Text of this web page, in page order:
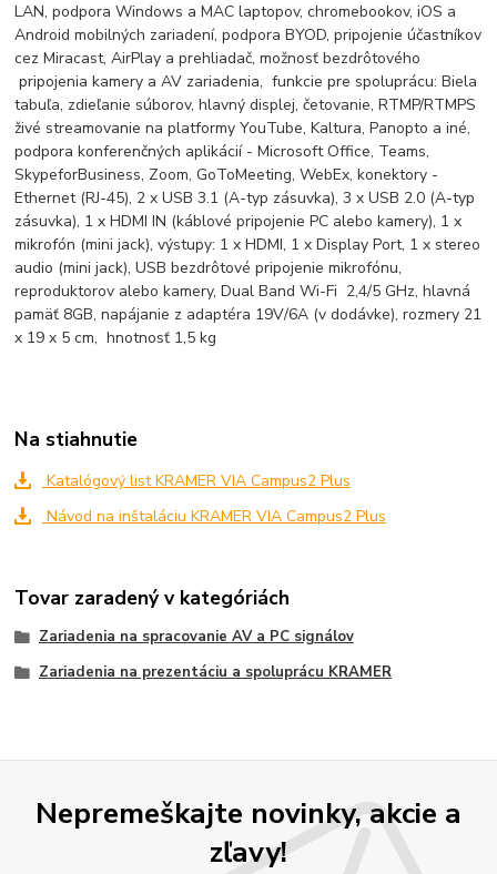
LAN, podpora Windows a MAC laptopov, chromebookov, iOS a
Android mobilných zariadení, podpora BYOD, pripojenie účastníkov
cez Miracast, AirPlay a prehliadač, možnosť bezdrôtového
pripojenia kamery a AV zariadenia, funkcie pre spoluprácu: Biela
tabuľa, zdieľanie súborov, hlavný displej, četovanie, RTMP/RTMPS
živé streamovanie na platformy YouTube, Kaltura, Panopto a iné,
podpora konferenčných aplikácií - Microsoft Office, Teams,
SkypeforBusiness, Zoom, GoToMeeting, WebEx, konektory -
Ethernet (RJ-45), 2 x USB 3.1 (A-typ zásuvka), 3 x USB 2.0 (A-typ
zásuvka), 1 x HDMI IN (káblové pripojenie PC alebo kamery), 1 x
mikrofón (mini jack), výstupy: 1 x HDMI, 1 x Display Port, 1 x stereo
audio (mini jack), USB bezdrôtové pripojenie mikrofónu,
reproduktorov alebo kamery, Dual Band Wi-Fi 2,4/5 GHz, hlavná
pamäť 8GB, napájanie z adaptéra 19V/6A (v dodávke), rozmery 21
x 19 x 5 cm, hnotnosť 1,5 kg
Na stiahnutie
Katalógový list KRAMER VIA Campus2 Plus
Návod na inštaláciu KRAMER VIA Campus2 Plus
Tovar zaradený v kategóriách
Zariadenia na spracovanie AV a PC signálov
Zariadenia na prezentáciu a spoluprácu KRAMER
Nepremeškajte novinky, akcie a
zľavy!